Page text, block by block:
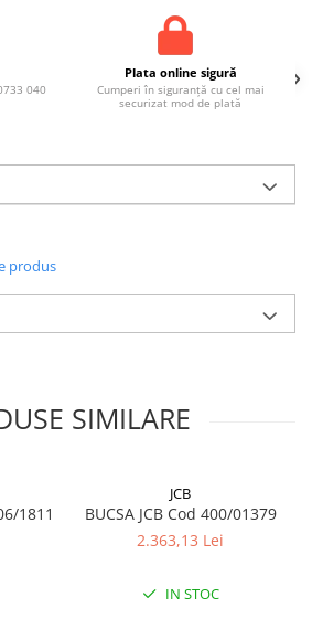
040
Plata online sigură
Cumperi în siguranță cu cel mai
securizat mod de plată
produs
SIMILARE
1811
JCB
BUCSA JCB Cod 400/01379
2.363,13 Lei
IN STOC